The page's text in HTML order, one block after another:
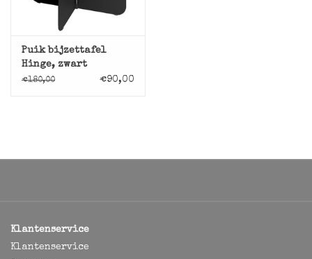
Puik bijzettafel
Hinge, zwart
€180,00 €90,00
Klantenservice
Klantenservice